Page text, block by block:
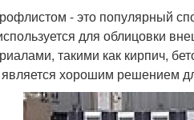
- это популярный
для облицовки
такими как кирпич,
хорошим решением